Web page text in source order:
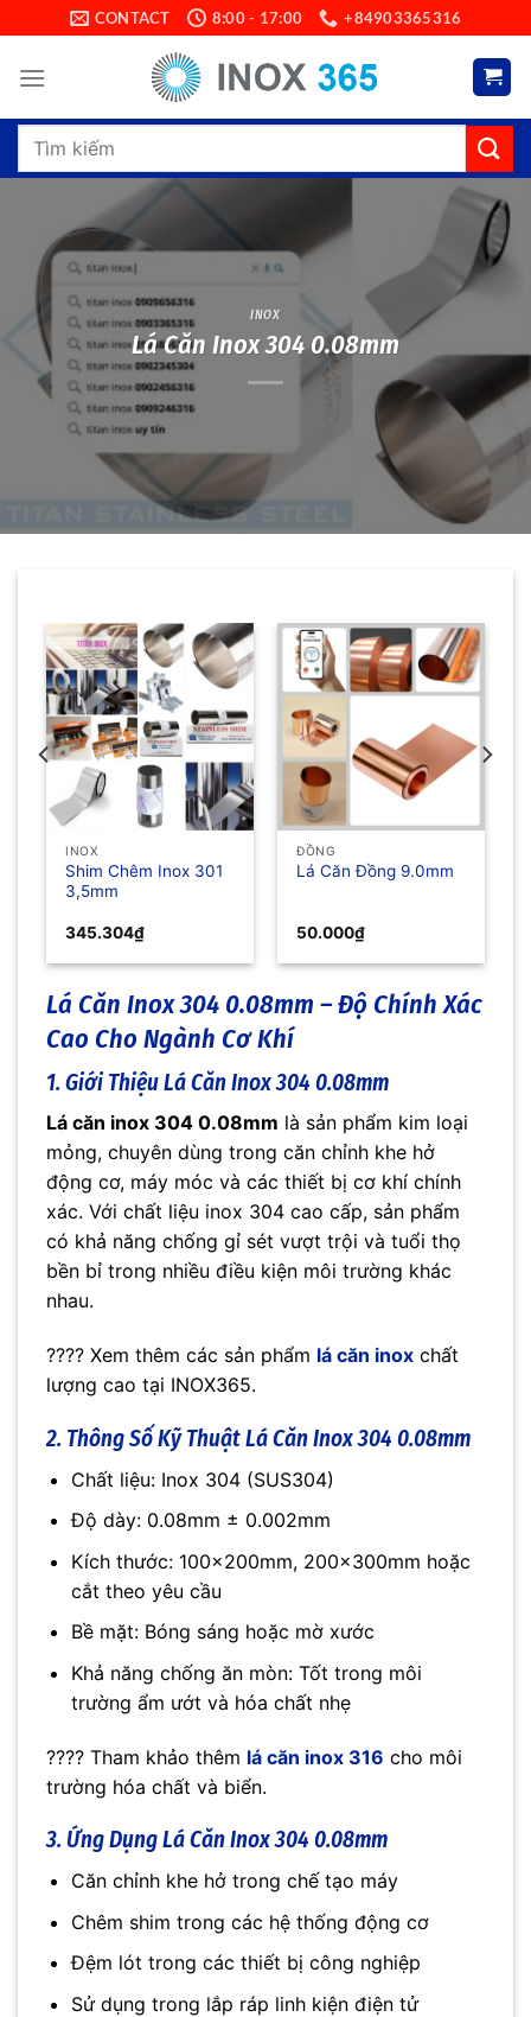
to
content
CONTACT 8:00 - 17:00 +84903365316
Search
INOX
Lá Căn Inox 304 0.08mm
INOX
Shim Chêm Inox 301
3,5mm
345.304₫
ĐỒNG
Lá Căn Đồng 9.0mm
50.000₫
Lá Căn Inox 304 0.08mm – Độ Chính Xác
Cao Cho Ngành Cơ Khí
1. Giới Thiệu Lá Căn Inox 304 0.08mm
Lá căn inox 304 0.08mm là sản phẩm kim loại
mỏng, chuyên dùng trong căn chỉnh khe hở
động cơ, máy móc và các thiết bị cơ khí chính
xác. Với chất liệu inox 304 cao cấp, sản phẩm
có khả năng chống gỉ sét vượt trội và tuổi thọ
bền bỉ trong nhiều điều kiện môi trường khác
nhau.
???? Xem thêm các sản phẩm lá căn inox chất
lượng cao tại INOX365.
2. Thông Số Kỹ Thuật Lá Căn Inox 304 0.08mm
Chất liệu: Inox 304 (SUS304)
Độ dày: 0.08mm ± 0.002mm
Kích thước: 100x200mm, 200x300mm hoặc
cắt theo yêu cầu
Bề mặt: Bóng sáng hoặc mờ xước
Khả năng chống ăn mòn: Tốt trong môi
trường ẩm ướt và hóa chất nhẹ
???? Tham khảo thêm lá căn inox 316 cho môi
trường hóa chất và biển.
3. Ứng Dụng Lá Căn Inox 304 0.08mm
Căn chỉnh khe hở trong chế tạo máy
Chêm shim trong các hệ thống động cơ
Đệm lót trong các thiết bị công nghiệp
Sử dụng trong lắp ráp linh kiện điện tử